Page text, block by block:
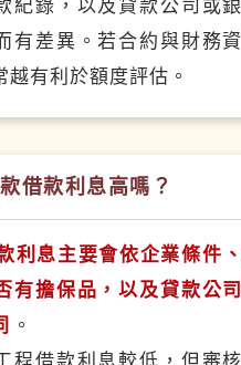
紀錄，以及貸款公司或
有差異。若合約與財務
越有利於額度評估。
借款利息高嗎？
利息主要會依企業條件
有擔保品，以及貸款公
。